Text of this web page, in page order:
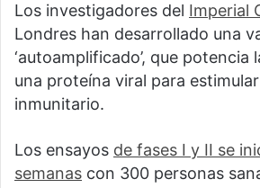
Los investigadores del Imperial
Londres han desarrollado una
‘autoamplificado’, que potencia
una proteína viral para
inmunitario.
Los ensayos de fases I y II se
semanas con 300 personas